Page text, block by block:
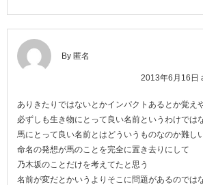
By 匿名
2013年6月16日
ありきたりではないとかインパクトあるとか覚え
必ずしも生き物にとって良い名前というわけでは
馬にとって良い名前とはどういうものなのか難し
命名の発想が馬のことを完全に置き去りにして
乃木坂のことだけを考えてたと思う
名前が変だとかいうよりそこに問題があるのでは